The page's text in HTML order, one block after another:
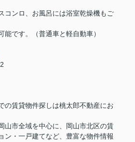
コンロ、お風呂には浴室乾燥機もご
能です。（普通車と軽自動車）
の賃貸物件探しは桃太郎不動産にお
山市全域を中心に、岡山市北区の賃
ン・一戸建てなど、豊富な物件情報